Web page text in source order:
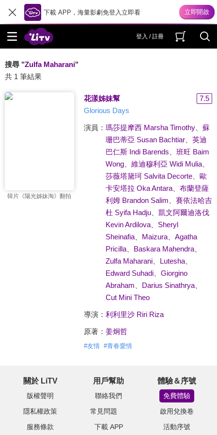
下載 APP，海量影劇免登入立即看
登入 / 註冊
搜尋 "Zulfa Maharani"
共 1 筆結果
韓片《陽光姊妹淘》翻拍
花漾姊妹幫
7.5
Glorious Days
演員： 瑪莎提摩西 Marsha Timothy、 蘇
珊巴蒂亞 Susan Bachtiar、 英迪
巴仁斯 Indi Barends
班旺 Baim
Wong、 維迪穆利亞 Widi Mulia、
莎薇塔黛珂 Salvita Decorte、 歐
卡安塔拉 Oka Antara、 布蘭登薩
利姆 Brandon Salim
賽依法哈吉
杜 Syifa Hadju、 凱文阿爾迪洛伐
Kevin Ardilova、 Sheryl
Sheinafia、 Maizura、 Agatha
Pricilla、 Baskara Mahendra、
Zulfa Maharani、 Lutesha、
Edward Suhadi、 Giorgino
Abraham
Darius Sinathrya、
Cut Mini Theo
導演： 利利里沙 Riri Riza
原著： 姜炯哲
#友情 #青春愛情
關於 LiTV
版權聲明
隱私權政策
服務條款
用戶幫助
聯絡我們
常見問題
下載 APP
體驗＆序號
免費體驗
啟用兌換卷
活動序號